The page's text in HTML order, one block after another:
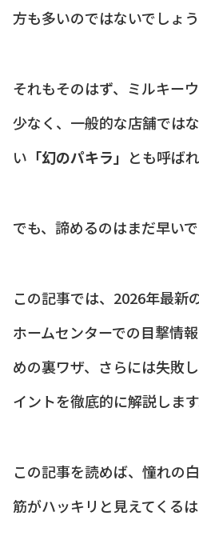
方も多いのではないでしょ
それもそのはず、ミルキー
少なく、一般的な店舗では
い 「幻のパキラ」 とも呼ば
でも、諦めるのはまだ早いで
この記事では、2026年最新
ホームセンターでの目撃情
めの裏ワザ、さらには失敗
イントを徹底的に解説します
この記事を読めば、憧れの
筋がハッキリと見えてくる